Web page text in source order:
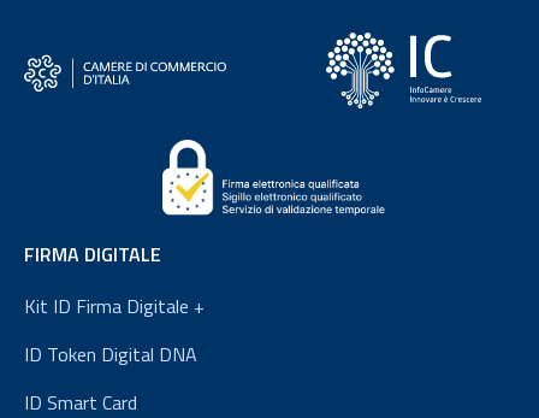
FIRMA DIGITALE
Kit ID Firma Digitale +
ID Token Digital DNA
ID Smart Card